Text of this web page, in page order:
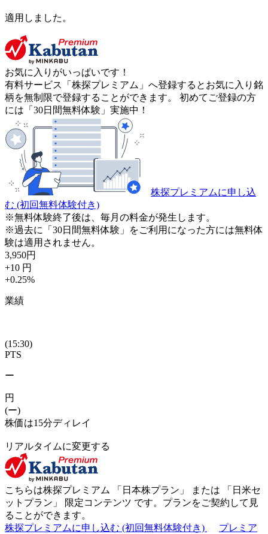
適用しました。
お気に入りがいっぱいです！
有料サービス「株探プレミアム」へ登録するとお気に入り銘
柄を無制限で登録することができます。 初めてご登録の方
には「30日間無料体験」実施中！
株探プレミアムに申し込
む (初回無料体験付き)
※無料体験終了後は、毎月の料金が発生します。
※過去に「30日間無料体験」をご利用になった方には無料体
験は適用されません。
3,950円
+10 円
+0.25%
業績
(15:30)
PTS
ー
円
(ー)
株価は15分ディレイ
リアルタイムに変更する
こちらは株探プレミアム 「 日本株プラン 」 または 「 日米セ
ットプラン 」 限定コンテンツ です。プランをご契約して見
ることができます。
株探プレミアムに申し込む (初回無料体験付き)
プレミア